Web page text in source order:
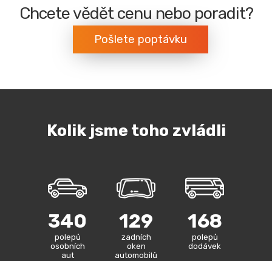
Chcete vědět cenu nebo poradit?
Pošlete poptávku
Kolik jsme toho zvládli
340
polepů
osobních
aut
129
zadních
oken
automobilů
168
polepů
dodávek